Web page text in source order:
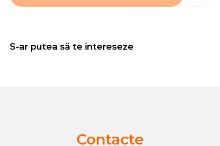
S-ar putea să te intereseze
Contacte